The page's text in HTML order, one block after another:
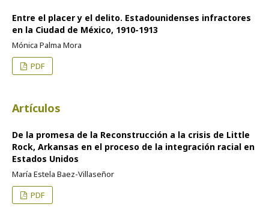
Entre el placer y el delito. Estadounidenses infractores
en la Ciudad de México, 1910-1913
Mónica Palma Mora
PDF
Artículos
De la promesa de la Reconstrucción a la crisis de Little
Rock, Arkansas en el proceso de la integración racial en
Estados Unidos
María Estela Baez-Villaseñor
PDF